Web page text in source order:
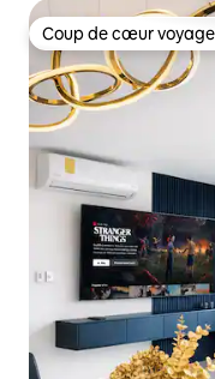
Coup de cœur
Coup de cœur